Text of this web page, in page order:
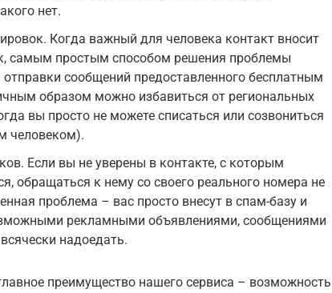
нет.
Когда важный для человека контакт вносит
самым простым способом решения проблемы
отправки сообщений предоставленного бесплатным
образом можно избавиться от региональных
вы просто не можете списаться или созвониться
человеком).
Если вы не уверены в контакте, с которым
обращаться к нему со своего реального номера не
проблема – вас просто внесут в спам-базу и
рекламными объявлениями, сообщениями
надоедать.
преимущество нашего сервиса – возможность